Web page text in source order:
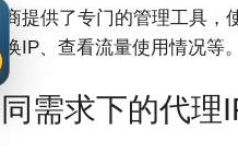
商提供了专门的管理工具，
IP、查看流量使用情况等。
需求下的代理